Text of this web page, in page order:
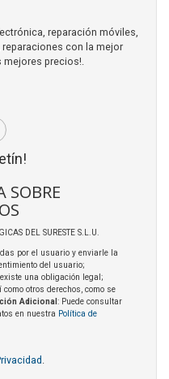
reparación móviles,
con la mejor
mejores precios!.
SOBRE
DEL SURESTE S.L.U.
por el usuario y enviarle la
del usuario;
una obligación legal;
otros derechos, como se
Adicional : Puede consultar
en nuestra Política de
.